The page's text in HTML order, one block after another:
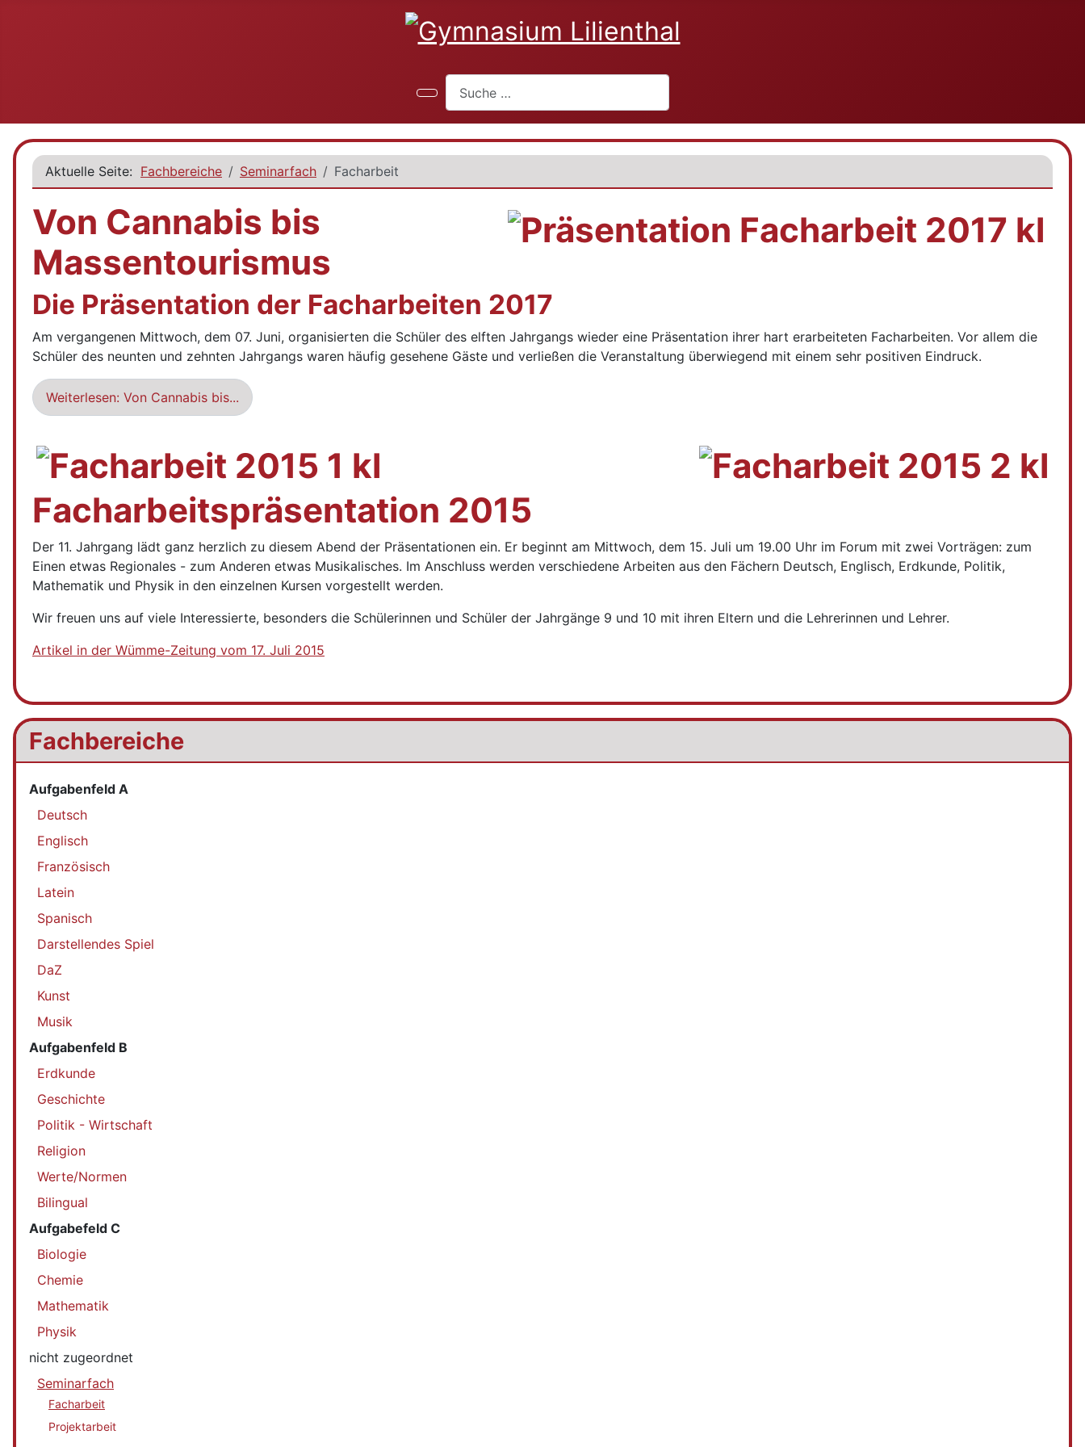
Fachbereiche
Aufgabenfeld A
Deutsch
Englisch
Französisch
Latein
Spanisch
Darstellendes Spiel
DaZ
Kunst
Musik
Aufgabenfeld B
Erdkunde
Geschichte
Politik - Wirtschaft
Religion
Werte/Normen
Bilingual
Aufgabefeld C
Biologie
Chemie
Mathematik
Physik
nicht zugeordnet
Seminarfach
Facharbeit
Projektarbeit
Aktuelle Seite: Fachbereiche Seminarfach Facharbeit
Von Cannabis bis
Massentourismus
Die Präsentation der Facharbeiten 2017
Am vergangenen Mittwoch, dem 07. Juni, organisierten die Schüler des elften Jahrgangs wieder eine Präsentation ihrer hart erarbeiteten Facharbeiten. Vor allem die
Schüler des neunten und zehnten Jahrgangs waren häufig gesehene Gäste und verließen die Veranstaltung überwiegend mit einem sehr positiven Eindruck.
Weiterlesen: Von Cannabis bis...
Facharbeitspräsentation 2015
Der 11. Jahrgang lädt ganz herzlich zu diesem Abend der Präsentationen ein. Er beginnt am Mittwoch, dem 15. Juli um 19.00 Uhr im Forum mit zwei Vorträgen: zum
Einen etwas Regionales - zum Anderen etwas Musikalisches. Im Anschluss werden verschiedene Arbeiten aus den Fächern Deutsch, Englisch, Erdkunde, Politik,
Mathematik und Physik in den einzelnen Kursen vorgestellt werden.
Wir freuen uns auf viele Interessierte, besonders die Schülerinnen und Schüler der Jahrgänge 9 und 10 mit ihren Eltern und die Lehrerinnen und Lehrer.
Artikel in der Wümme-Zeitung vom 17. Juli 2015